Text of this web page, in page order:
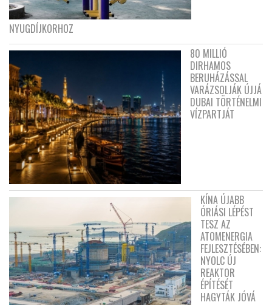
NYUGDÍJKORHOZ
80 MILLIÓ
DIRHAMOS
BERUHÁZÁSSAL
VARÁZSOLJÁK ÚJJÁ
DUBAI TÖRTÉNELMI
VÍZPARTJÁT
KÍNA ÚJABB
ÓRIÁSI LÉPÉST
TESZ AZ
ATOMENERGIA
FEJLESZTÉSÉBEN:
NYOLC ÚJ
REAKTOR
ÉPÍTÉSÉT
HAGYTÁK JÓVÁ